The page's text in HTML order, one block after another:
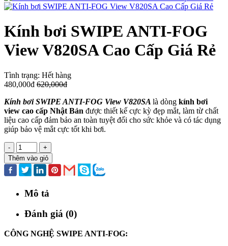
Kính bơi SWIPE ANTI-FOG
View V820SA Cao Cấp Giá Rẻ
Tình trạng: Hết hàng
480,000đ 620,000đ
Kính bơi SWIPE ANTI-FOG View V820SA là dòng kính bơi
view cao cấp Nhật Bản được thiết kế cực kỳ đẹp mắt, làm từ chất
liệu cao cấp đảm bảo an toàn tuyệt đối cho sức khỏe và có tác dụng
giúp bảo vệ mắt cực tốt khi bơi.
-
+
Thêm vào giỏ
Mô tả
Đánh giá (0)
CÔNG NGHỆ SWIPE ANTI-FOG: